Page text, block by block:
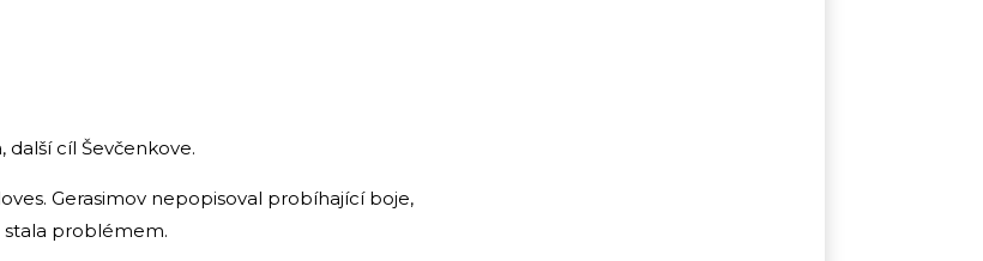
cíl Ševčenkove.
Gerasimov nepopisoval probíhající boje,
stala problémem.